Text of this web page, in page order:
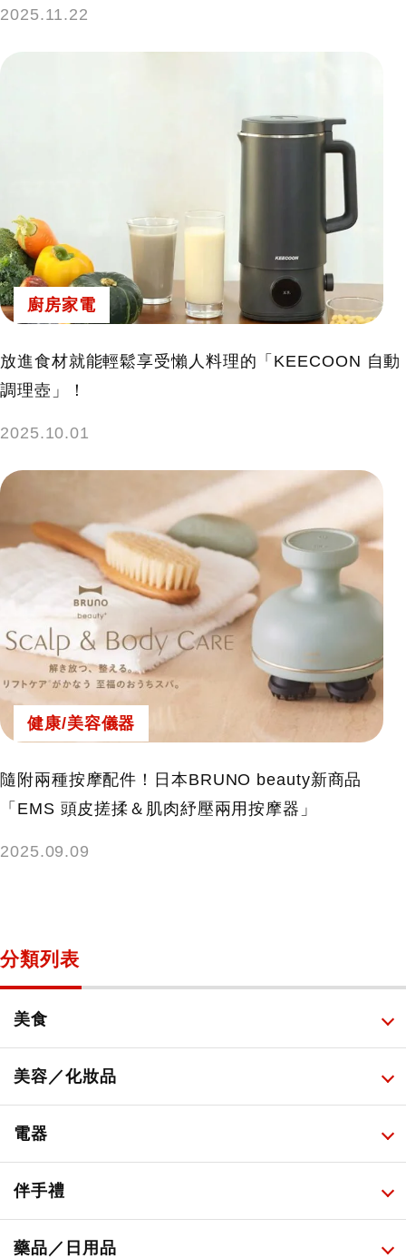
2025.11.22
廚房家電
放進食材就能輕鬆享受懶人料理的「KEECOON 自動
調理壺」！
2025.10.01
健康/美容儀器
隨附兩種按摩配件！日本BRUNO beauty新商品
「EMS 頭皮搓揉＆肌肉紓壓兩用按摩器」
2025.09.09
分類列表
美食
所有
甜點・菓子
人氣店鋪美食
美容／化妝品
所有
便利商店化妝品
藥妝店化妝品
電器
所有
健康/美容儀器
伴手禮
所有
藥品／日用品